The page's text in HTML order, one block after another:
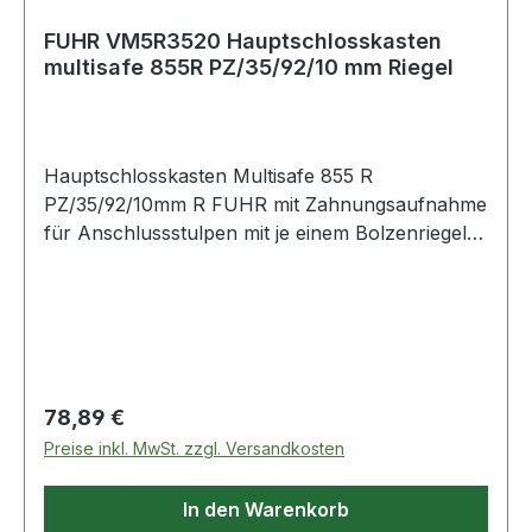
FUHR VM5R3520 Hauptschlosskasten
multisafe 855R PZ/35/92/10 mm Riegel
Hauptschlosskasten Multisafe 855 R
PZ/35/92/10mm R FUHR mit Zahnungsaufnahme
für Anschlussstulpen mit je einem Bolzenriegel ·
Regulärer Preis:
78,89 €
Preise inkl. MwSt. zzgl. Versandkosten
In den Warenkorb